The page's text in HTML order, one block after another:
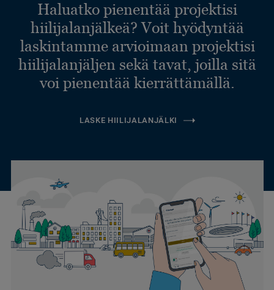
Haluatko pienentää projektisi
hiilijalanjälkeä? Voit hyödyntää
laskintamme arvioimaan projektisi
hiilijalanjäljen sekä tavat, joilla sitä
voi pienentää kierrättämällä.
LASKE HIILIJALANJÄLKI